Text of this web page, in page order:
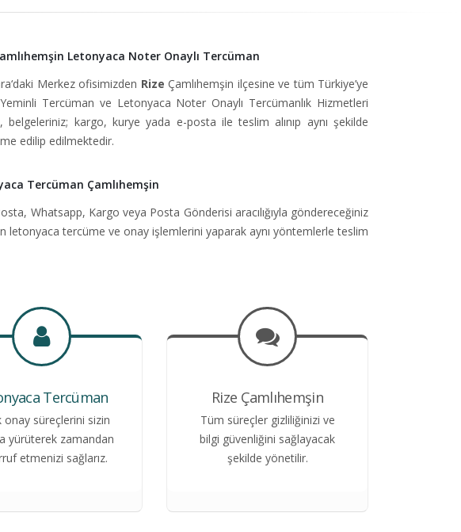
Letonyaca Noter Onaylı Tercüman
Merkez ofisimizden Rize Çamlıhemşin ilçesine ve tüm Türkiye’ye
Tercüman ve Letonyaca Noter Onaylı Tercümanlık Hizmetleri
belgeleriniz; kargo, kurye yada e-posta ile teslim alınıp aynı şekilde
edilip edilmektedir.
Tercüman Çamlıhemşin
Whatsapp, Kargo veya Posta Gönderisi aracılığıyla göndereceğiniz
letonyaca tercüme ve onay işlemlerini yaparak aynı yöntemlerle teslim
Tercüman
onay süreçlerini sizin
yürüterek zamandan
etmenizi sağlarız.
Rize Çamlıhemşin
Tüm süreçler gizliliğinizi ve
bilgi güvenliğini sağlayacak
şekilde yönetilir.